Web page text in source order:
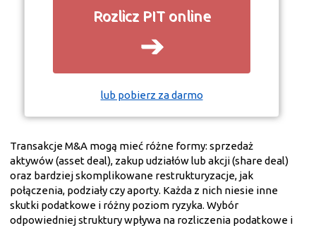
Rozlicz PIT online
➔
lub pobierz za darmo
Transakcje M&A mogą mieć różne formy: sprzedaż
aktywów (asset deal), zakup udziałów lub akcji (share deal)
oraz bardziej skomplikowane restrukturyzacje, jak
połączenia, podziały czy aporty. Każda z nich niesie inne
skutki podatkowe i różny poziom ryzyka. Wybór
odpowiedniej struktury wpływa na rozliczenia podatkowe i